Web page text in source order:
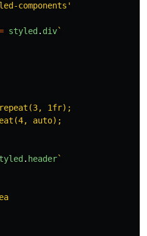
components '
styled . div`
repeat(3, 1fr);
auto);
. header`